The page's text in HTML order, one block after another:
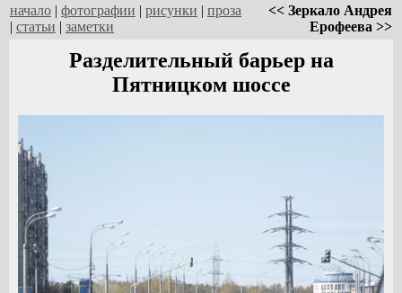
начало | фотографии | рисунки | проза
| статьи | заметки
<< Зеркало Андрея
Ерофеева >>
Разделительный барьер на
Пятницком шоссе